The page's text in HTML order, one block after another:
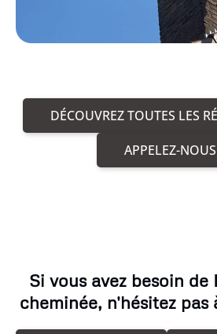
DÉCOUVREZ TOUTES LES
APPELEZ-NOUS
Si vous avez besoin de
cheminée, n'hésitez pas